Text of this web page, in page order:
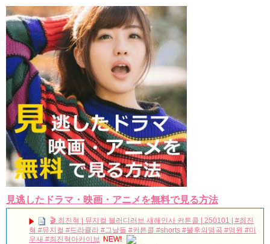
[Fan MV]七日の王妃(7일의 왕비)OST – 정기고 (Junggigo) – 그
리고 그려도 (Miss You In My Heart)
俳優カン・ギヨン、突然の熱愛宣言…「キム秘書がなぜそう
か」出演で話題 Big News TV
Powered by livedoor 相互RSS
見逃したドラマ・映画・アニメを無料で見る方法
🎬 최진혁 | 뮤지컬 블러디러브 새해인사 커튼콜 | 250101 | #최진
혁 #뮤지컬 #드라큘라 #그날들 #커튼콜 #shorts #불후의명곡 #영원 #미
우새 #최진혁아카이브 NEW!